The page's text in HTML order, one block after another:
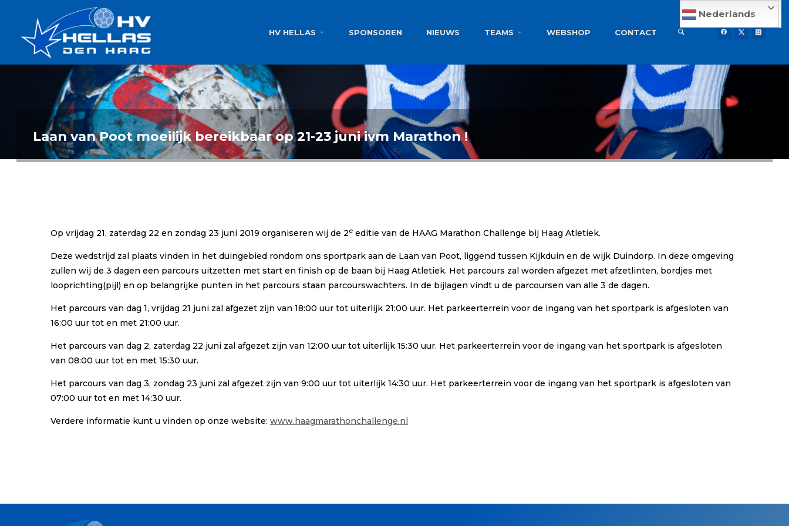
AMBITIE
HV HELLAS SPONSOREN NIEUWS TEAMS WEBSHOP CONTACT
Nederlands
Laan van Poot moeilijk bereikbaar op 21-23 juni ivm Marathon !
Op vrijdag 21, zaterdag 22 en zondag 23 juni 2019 organiseren wij de 2eeditie van de HAAG Marathon Challenge bij Haag Atletiek.
Deze wedstrijd zal plaats vinden in het duingebied rondom ons sportpark aan de Laan van Poot, liggend tussen Kijkduin en de wijk Duindorp. In deze omgeving
zullen wij de 3 dagen een parcours uitzetten met start en finish op de baan bij Haag Atletiek. Het parcours zal worden afgezet met afzetlinten, bordjes met
looprichting(pijl) en op belangrijke punten in het parcours staan parcourswachters. In de bijlagen vindt u de parcoursen van alle 3 de dagen.
Het parcours van dag 1, vrijdag 21 juni zal afgezet zijn van 18:00 uur tot uiterlijk 21:00 uur. Het parkeerterrein voor de ingang van het sportpark is afgesloten van
16:00 uur tot en met 21:00 uur.
Het parcours van dag 2, zaterdag 22 juni zal afgezet zijn van 12:00 uur tot uiterlijk 15:30 uur. Het parkeerterrein voor de ingang van het sportpark is afgesloten
van 08:00 uur tot en met 15:30 uur.
Het parcours van dag 3, zondag 23 juni zal afgezet zijn van 9:00 uur tot uiterlijk 14:30 uur. Het parkeerterrein voor de ingang van het sportpark is afgesloten van
07:00 uur tot en met 14:30 uur.
Verdere informatie kunt u vinden op onze website: www.haagmarathonchallenge.nl